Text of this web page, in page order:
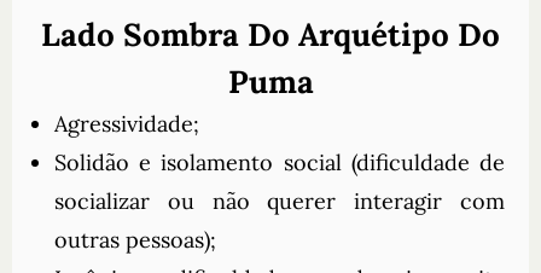
Lado Sombra Do Arquétipo Do
Puma
Agressividade;
Solidão e isolamento social (dificuldade de
socializar ou não querer interagir com
outras pessoas);